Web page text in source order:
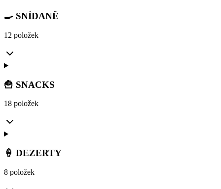
🍳 SNÍDANĚ
12 položek
🍟 SNACKS
18 položek
🍦 DEZERTY
8 položek